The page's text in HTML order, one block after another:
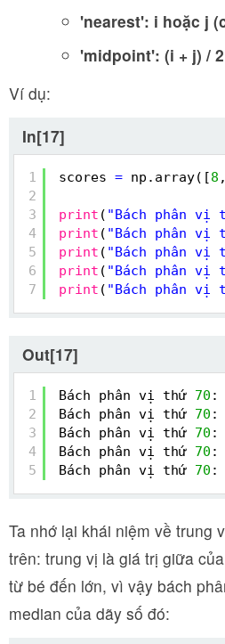
'nearest': i hoặc j
'midpoint': (i + j) / 2
Ví dụ:
In[17]
1
2
3
4
5
6
7
scores = np.array([8
print ( "Bách phân vị
print ( "Bách phân vị
print ( "Bách phân vị
print ( "Bách phân vị
print ( "Bách phân vị
Out[17]
1
2
3
4
5
Bách phân vị thứ 70
Bách phân vị thứ 70
Bách phân vị thứ 70
Bách phân vị thứ 70
Bách phân vị thứ 70
Ta nhớ lại khái niệm về trung
trên: trung vị là giá trị giữa
từ bé đến lớn, vì vậy bách
median của dãy số đó: